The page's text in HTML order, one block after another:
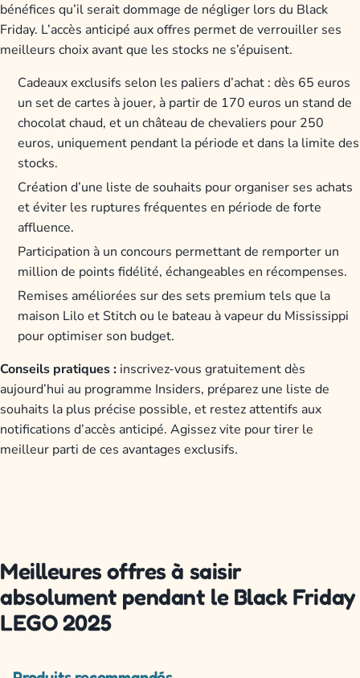
bénéfices qu’il serait dommage de négliger lors du Black
Friday. L’accès anticipé aux offres permet de verrouiller ses
meilleurs choix avant que les stocks ne s’épuisent.
Cadeaux exclusifs selon les paliers d’achat : dès 65 euros
un set de cartes à jouer, à partir de 170 euros un stand de
chocolat chaud, et un château de chevaliers pour 250
euros, uniquement pendant la période et dans la limite des
stocks.
Création d’une liste de souhaits pour organiser ses achats
et éviter les ruptures fréquentes en période de forte
affluence.
Participation à un concours permettant de remporter un
million de points fidélité, échangeables en récompenses.
Remises améliorées sur des sets premium tels que la
maison Lilo et Stitch ou le bateau à vapeur du Mississippi
pour optimiser son budget.
Conseils pratiques : inscrivez-vous gratuitement dès
aujourd’hui au programme Insiders, préparez une liste de
souhaits la plus précise possible, et restez attentifs aux
notifications d’accès anticipé. Agissez vite pour tirer le
meilleur parti de ces avantages exclusifs.
Meilleures offres à saisir
absolument pendant le Black Friday
LEGO 2025